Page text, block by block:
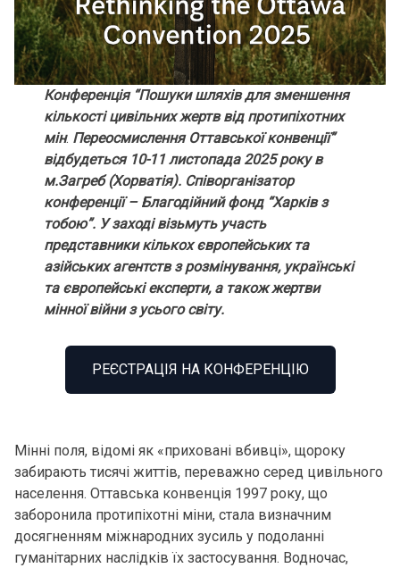
Конференція “Пошуки шляхів для зменшення
кількості цивільних жертв від протипіхотних
мін. Переосмислення Оттавської конвенції”
відбудеться 10-11 листопада 2025 року в
м.Загреб (Хорватія). Співорганізатор
конференції – Благодійний фонд “Харків з
тобою”. У заході візьмуть участь
представники кількох європейських та
азійських агентств з розмінування, українські
та європейські експерти, а також жертви
мінної війни з усього світу.
РЕЄСТРАЦІЯ НА КОНФЕРЕНЦІЮ
Мінні поля, відомі як «приховані вбивці», щороку
забирають тисячі життів, переважно серед цивільного
населення. Оттавська конвенція 1997 року, що
заборонила протипіхотні міни, стала визначним
досягненням міжнародних зусиль у подоланні
гуманітарних наслідків їх застосування. Водночас,